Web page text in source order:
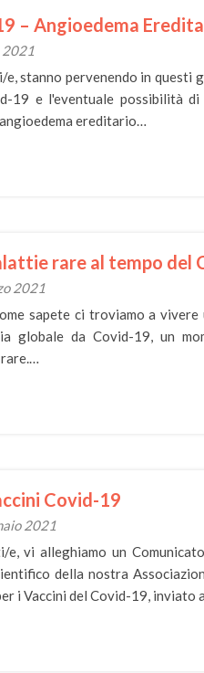
– Angioedema
2021
e, stanno pervenendo in questi
19 e l'eventuale possibilità
ereditario…
rare al tempo del
2021
sapete ci troviamo a
globale da Covid-19, un
Covid-19
2021
e, vi alleghiamo un
della nostra
i Vaccini del Covid-19, inviato